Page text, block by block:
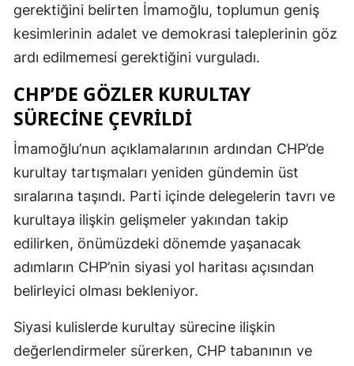
gerektiğini belirten İmamoğlu, toplumun geniş
kesimlerinin adalet ve demokrasi taleplerinin göz
ardı edilmemesi gerektiğini vurguladı.
CHP’DE GÖZLER KURULTAY
SÜRECINE ÇEVRILDI
İmamoğlu’nun açıklamalarının ardından CHP’de
kurultay tartışmaları yeniden gündemin üst
sıralarına taşındı. Parti içinde delegelerin tavrı ve
kurultaya ilişkin gelişmeler yakından takip
edilirken, önümüzdeki dönemde yaşanacak
adımların CHP’nin siyasi yol haritası açısından
belirleyici olması bekleniyor.
Siyasi kulislerde kurultay sürecine ilişkin
değerlendirmeler sürerken, CHP tabanının ve